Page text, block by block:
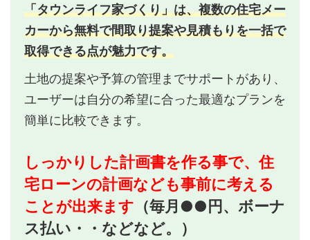
「タウンライフ家づくり」は、複数の住宅メー
カーから無料で間取り提案や見積もりを一括で
取得できる点が魅力です。
土地の提案や予算の管理までサポートがあり、
ユーザーは自分の希望に合った最適なプランを
簡単に比較できます。
しっかりした計画書を作る事で、住
宅ローンの計画なども事前に考える
ことが出来ます （毎月●●円、ボーナ
ス払い・・などなど。）